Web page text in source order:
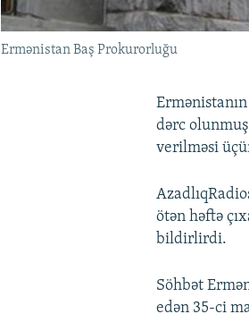
Ermənistan Baş Prokurorluğu
dərc
verilməsi
ötən həftə
bildirlirdi.
Söhbət
edən 35-ci